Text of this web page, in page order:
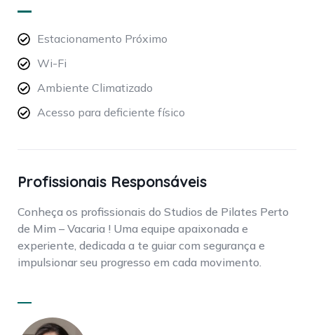
Estacionamento Próximo
Wi-Fi
Ambiente Climatizado
Acesso para deficiente físico
Profissionais Responsáveis
Conheça os profissionais do Studios de Pilates Perto
de Mim – Vacaria ! Uma equipe apaixonada e
experiente, dedicada a te guiar com segurança e
impulsionar seu progresso em cada movimento.